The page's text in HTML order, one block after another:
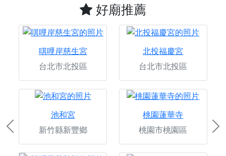
好廟推薦
唭哩岸慈生宮
台北市北投區
北投福慶宮
台北市北投區
池和宮
新竹縣新豐鄉
桃園蓮華寺
桃園市桃園區
Previous